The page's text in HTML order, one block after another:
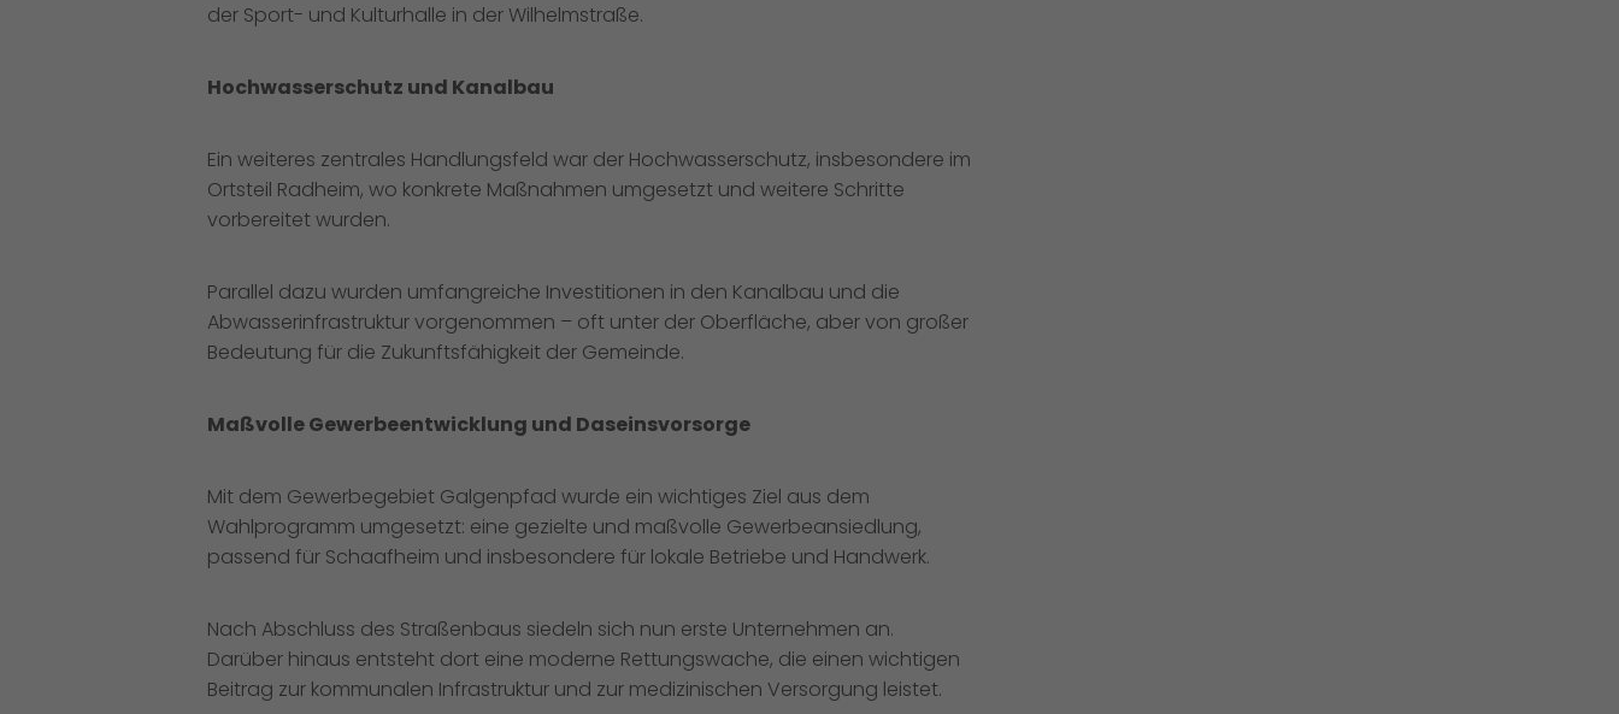
der Sport- und Kulturhalle in der Wilhelmstraße.
Hochwasserschutz und Kanalbau
Ein weiteres zentrales Handlungsfeld war der Hochwasserschutz, insbesondere im
Ortsteil Radheim, wo konkrete Maßnahmen umgesetzt und weitere Schritte
vorbereitet wurden.
Parallel dazu wurden umfangreiche Investitionen in den Kanalbau und die
Abwasserinfrastruktur vorgenommen – oft unter der Oberfläche, aber von großer
Bedeutung für die Zukunftsfähigkeit der Gemeinde.
Maßvolle Gewerbeentwicklung und Daseinsvorsorge
Mit dem Gewerbegebiet Galgenpfad wurde ein wichtiges Ziel aus dem
Wahlprogramm umgesetzt: eine gezielte und maßvolle Gewerbeansiedlung,
passend für Schaafheim und insbesondere für lokale Betriebe und Handwerk.
Nach Abschluss des Straßenbaus siedeln sich nun erste Unternehmen an.
Darüber hinaus entsteht dort eine moderne Rettungswache, die einen wichtigen
Beitrag zur kommunalen Infrastruktur und zur medizinischen Versorgung leistet.